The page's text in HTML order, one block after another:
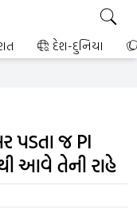
દેશ-દુનિયા
પડતા જ PI
આવે તેની રાહે